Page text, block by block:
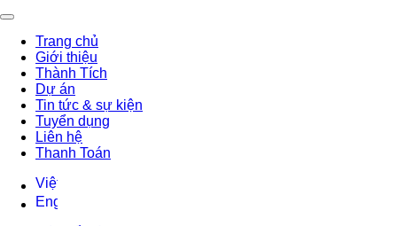
Trang chủ
Giới thiệu
Thành Tích
Dự án
Tin tức & sự kiện
Tuyển dụng
Liên hệ
Thanh Toán